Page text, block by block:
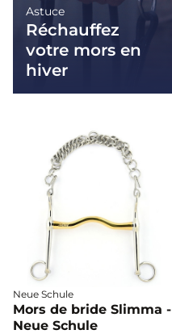
Astuce
Réchauffez
votre mors en
hiver
Neue Schule
Mors de bride Slimma -
Neue Schule